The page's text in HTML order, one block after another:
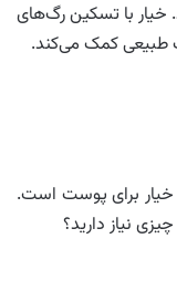
خیار با تسکین رگ‌های
طبیعی کمک می‌کند.
برای پوست است.
نیاز دارید؟